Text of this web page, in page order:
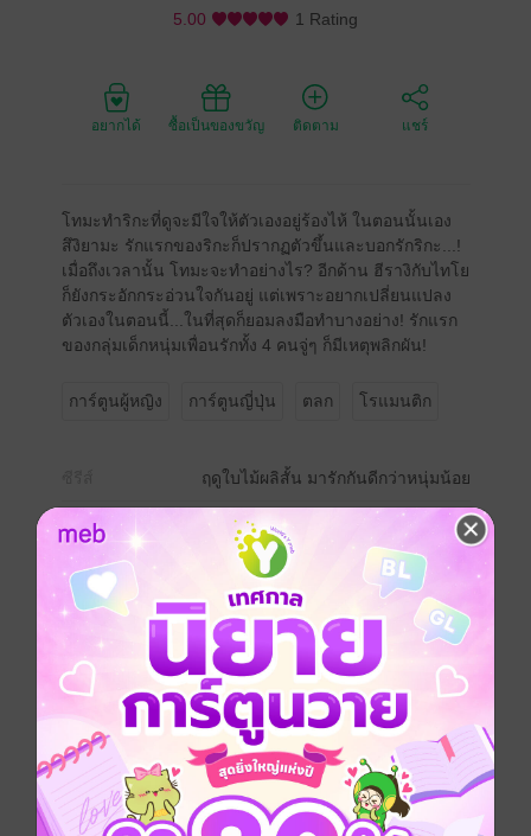
5.00 1 Rating
อยากได้ ซื้อเป็นของขวัญ ติดตาม แชร์
โทมะทำริกะที่ดูจะมีใจให้ตัวเองอยู่ร้องไห้ ในตอนนั้นเอง
สึงิยามะ รักแรกของริกะก็ปรากฏตัวขึ้นและบอกรักริกะ...!
เมื่อถึงเวลานั้น โทมะจะทำอย่างไร? อีกด้าน ฮีรางิกับไทโย
ก็ยังกระอักกระอ่วนใจกันอยู่ แต่เพราะอยากเปลี่ยนแปลง
ตัวเองในตอนนี้...ในที่สุดก็ยอมลงมือทำบางอย่าง! รักแรก
ของกลุ่มเด็กหนุ่มเพื่อนรักทั้ง 4 คนจู่ๆ ก็มีเหตุพลิกผัน!
การ์ตูนผู้หญิง การ์ตูนญี่ปุ่น ตลก โรแมนติก
ฤดูใบไม้ผลิสั้น มารักกันดีกว่าหนุ่มน้อย
ประเภทไฟล์ pdf
วันที่วางขาย 15 กันยายน 2565
ความยาว 172 หน้า
ราคาปก 90 บาท (ประหยัด 15%)
สนใจเวอร์ชันกระดาษ เชิญทางนี้!
เวอร์ชันกระดาษมีวางขายที่เว็บไซต์สำนัก
พิมพ์ จะไม่มีขายโดย MEB นะจ๊ะ สามารถสั่ง
ซื้อ หรือติดต่อคนขายโดยตรงเลยจ้ะ